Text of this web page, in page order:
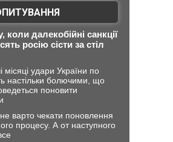
далекобійні санкції
росію сісти за стіл
місяці удари України по
настільки болючими, що
поновити
варто чекати поновлення
процесу. А от наступного